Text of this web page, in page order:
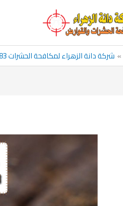
شركة دانة الزهراء لمكافحة الحشرات 65536683